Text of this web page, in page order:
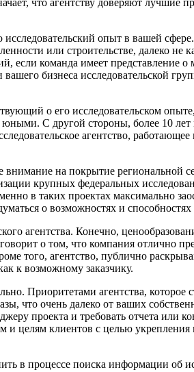
что агентству доверяют
опыт в вашей
или строительстве, далеко не
если команда имеет
бизнеса исследовательской
о его исследовательском
С другой стороны, более 10
агентство,
на покрытие
крупных федеральных
в таких проектах максимально
о возможностях и способностях
агентства. Конечно,
о том, что компания отлично
того, агентство, публично
к возможному заказчику.
Приоритетами агентства,
что очень далеко от ваших
проекта и требовать отчета или
и целям клиентов с целью
процессе поиска информации об